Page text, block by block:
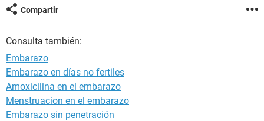
Compartir
Consulta también:
Embarazo
Embarazo en días no fertiles
Amoxicilina en el embarazo
Menstruacion en el embarazo
Embarazo sin penetración